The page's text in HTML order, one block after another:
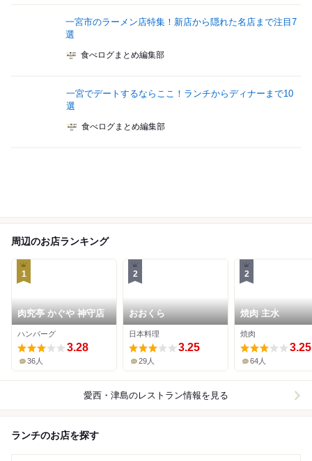
一宮市のラーメン店特集！新店から隠れた名店まで注目7
選
食べログまとめ編集部
一宮でデートするならここ！ランチからディナーまで10
選
食べログまとめ編集部
周辺のお店ランキング
1
肉究亭 かぐや 神守店
ハンバーグ
3.28
36人
2
おおくら
日本料理
3.25
29人
2
焼肉 主水
焼肉
3.25
64人
愛西・津島のレストラン情報を見る
ランチのお店を探す